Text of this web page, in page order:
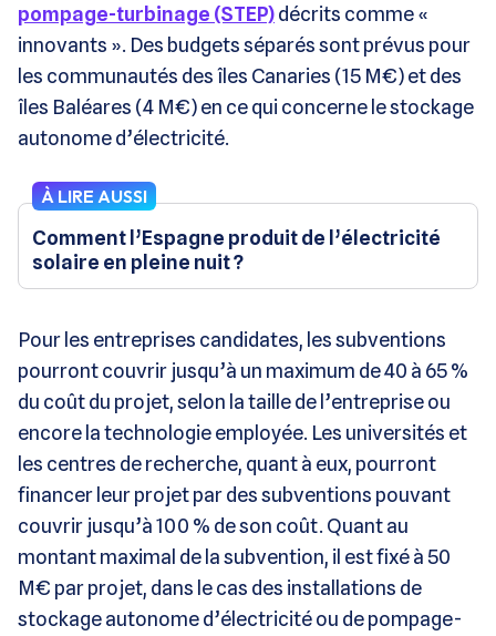
pompage-turbinage (STEP)décrits comme «
innovants ». Des budgets séparés sont prévus pour
les communautés des îles Canaries (15 M€) et des
îles Baléares (4 M€) en ce qui concerne le stockage
autonome d’électricité.
À LIRE AUSSI
Comment l’Espagne produit de l’électricité
solaire en pleine nuit ?
Pour les entreprises candidates, les subventions
pourront couvrir jusqu’à un maximum de 40 à 65 %
du coût du projet, selon la taille de l’entreprise ou
encore la technologie employée. Les universités et
les centres de recherche, quant à eux, pourront
financer leur projet par des subventions pouvant
couvrir jusqu’à 100 % de son coût. Quant au
montant maximal de la subvention, il est fixé à 50
M€ par projet, dans le cas des installations de
stockage autonome d’électricité ou de pompage-